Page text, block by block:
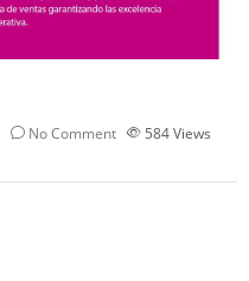
No Comment 584Views